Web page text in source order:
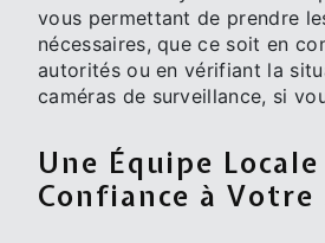
vous permettant de prendre
nécessaires, que ce soit en
autorités ou en vérifiant la
caméras de surveillance, si
Une Équipe
Confiance à Votre